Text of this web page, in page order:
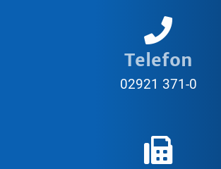
Telefon
02921 371-0